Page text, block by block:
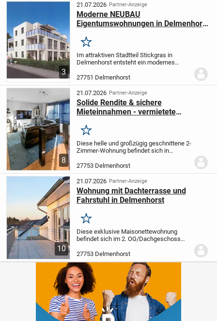
Die Wohnung...
3
21.07.2026 Partner-Anzeige
Moderne NEUBAU
Eigentumswohnungen in Delmenhorst
Terrassen & Balkone
Merken
Im attraktiven Stadtteil Stickgras in
Delmenhorst entsteht ein modernes
Eigentumswohnungen. Die Wohnungen
bieten 2 bis 4 Zimmer und Wohnflächen
von ca. 60 m² bis...
27751 Delmenhorst
8
21.07.2026 Partner-Anzeige
Solide Rendite & sichere
Mieteinnahmen - vermietete
Merken
Diese helle und großzügig geschnittene 2-
Zimmer-Wohnung befindet sich in
und stellt eine solide Kapitalanlage
dar.Besonders hervorzuheben ist, dass
die Wohnung...
27753 Delmenhorst
10
21.07.2026 Partner-Anzeige
Wohnung mit Dachterrasse und
Fahrstuhl in Delmenhorst
Merken
Diese exklusive Maisonettewohnung
befindet sich im 2. OG/Dachgeschoss
neu erbaut wurde. Die Wohnung bietet
einen großzügigen Wohn- und Essbereich
mit offener...
27753 Delmenhorst